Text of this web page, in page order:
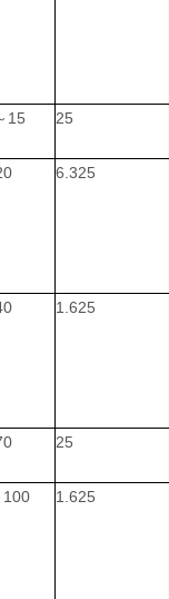
15 25
6.325
1.625
25
100 1.625